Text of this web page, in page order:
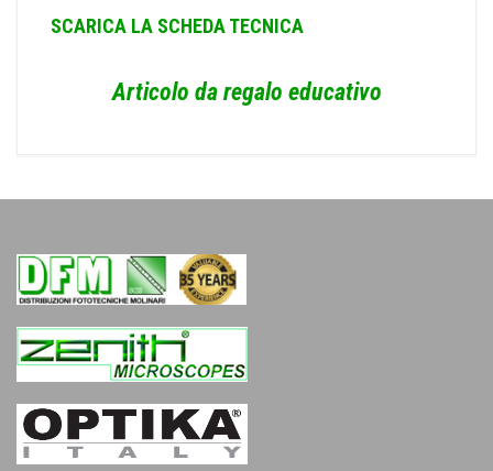
SCARICA LA SCHEDA TECNICA
Articolo da regalo educativo